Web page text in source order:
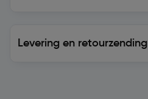
Levering en retourzending